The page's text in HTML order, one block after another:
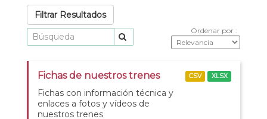
Filtrar Resultados
Ordenar por
Fichas de nuestros trenes
Fichas con información técnica y
enlaces a fotos y vídeos de
nuestros trenes
CSV XLSX